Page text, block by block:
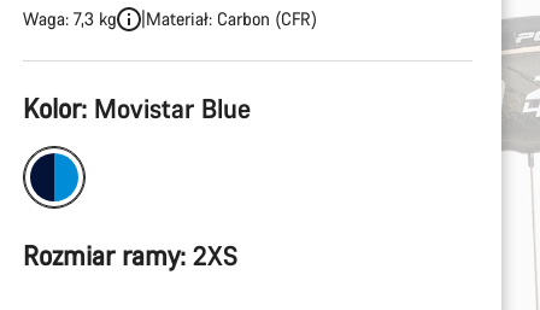
Waga: 7,3 kg Materiał: Carbon (CFR)
Konfiguracja
produktu
Kolor: Movistar Blue
Rozmiar ramy: 2XS